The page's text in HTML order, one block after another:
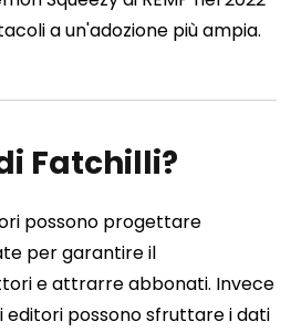
a un'adozione più ampia.
Fatchilli?
possono progettare
per garantire il
e attrarre abbonati. Invece
editori possono sfruttare i dati